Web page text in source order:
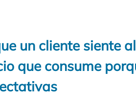
un cliente siente
que consume